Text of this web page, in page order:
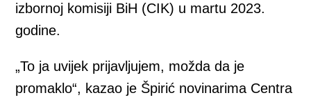
izbornoj komisiji BiH (CIK) u martu 2023.
godine.
„To ja uvijek prijavljujem, možda da je
promaklo“, kazao je Špirić novinarima Centra